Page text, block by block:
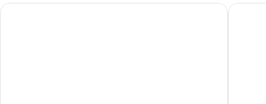
す
ヴ
プライベートコンド 古宇利島 by コルディオ スマート リゾー
サザン